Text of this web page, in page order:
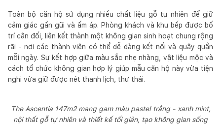
Toàn bộ căn hộ sử dụng nhiều chất liệu gỗ tự nhiên để giữ
cảm giác gần gũi và ấm áp. Phòng khách và khu bếp được bố
trí cân đối, liên kết thành một không gian sinh hoạt chung rộng
rãi - nơi các thành viên có thể dễ dàng kết nối và quây quần
mỗi ngày. Sự kết hợp giữa màu sắc nhẹ nhàng, vật liệu mộc và
cách tổ chức không gian hợp lý giúp mẫu căn hộ này vừa tiện
nghi vừa giữ được nét thanh lịch, thư thái.
The Ascentia 147m2 mang gam màu pastel trắng - xanh mint,
nội thất gỗ tự nhiên và thiết kế tối giản, tạo không gian sống